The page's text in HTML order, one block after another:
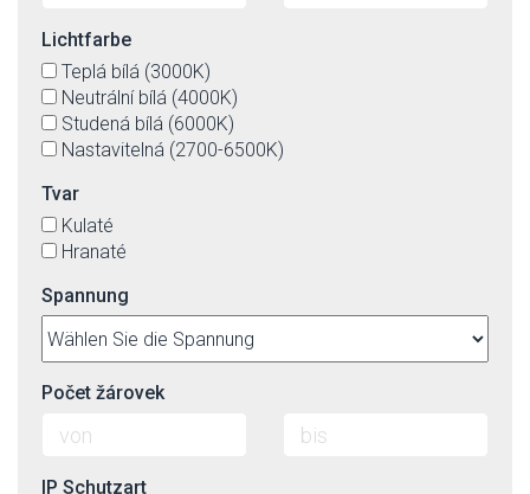
Lichtfarbe
Teplá bílá (3000K)
Neutrální bílá (4000K)
Studená bílá (6000K)
Nastavitelná (2700-6500K)
Tvar
Kulaté
Hranaté
Spannung
Počet žárovek
IP Schutzart